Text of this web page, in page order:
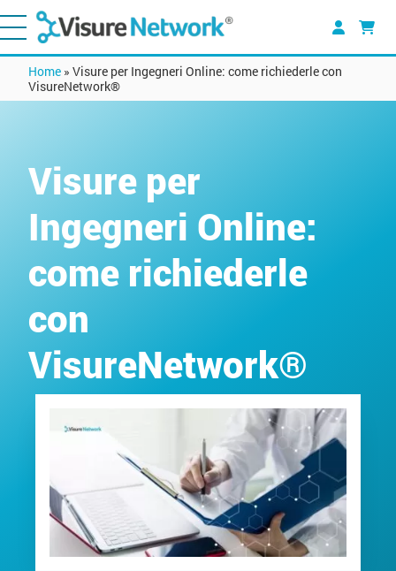
Home » Visure per Ingegneri Online: come richiederle con
VisureNetwork®
Visure per
Ingegneri Online:
come richiederle
con
VisureNetwork®